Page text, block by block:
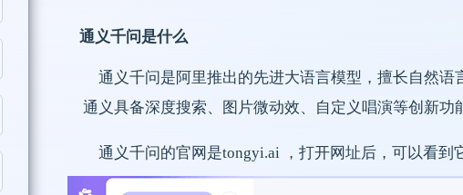
通义千问是什么
通义千问是阿里推出的先进大语言模型，擅长自然语
通义具备深度搜索、图片微动效、自定义唱演等创新功
通义千问的官网是tongyi.ai ，打开网址后，可以看到